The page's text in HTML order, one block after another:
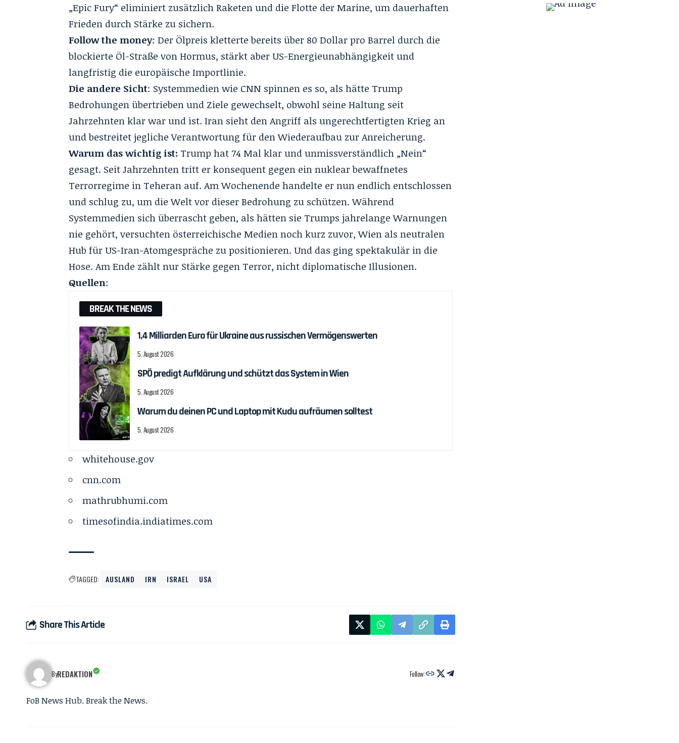
„Epic Fury“ eliminiert zusätzlich Raketen und die Flotte der Marine, um dauerhaften
Frieden durch Stärke zu sichern.
Follow the money: Der Ölpreis kletterte bereits über 80 Dollar pro Barrel durch die
blockierte Öl-Straße von Hormus, stärkt aber US-Energieunabhängigkeit und
langfristig die europäische Importlinie.
Die andere Sicht: Systemmedien wie CNN spinnen es so, als hätte Trump
Bedrohungen übertrieben und Ziele gewechselt, obwohl seine Haltung seit
Jahrzehnten klar war und ist. Iran sieht den Angriff als ungerechtfertigten Krieg an
und bestreitet jegliche Verantwortung für den Wiederaufbau zur Anreicherung.
Warum das wichtig ist: Trump hat 74 Mal klar und unmissverständlich „Nein“
gesagt. Seit Jahrzehnten tritt er konsequent gegen ein nuklear bewaffnetes
Terrorregime in Teheran auf. Am Wochenende handelte er nun endlich entschlossen
und schlug zu, um die Welt vor dieser Bedrohung zu schützen. Während
Systemmedien sich überrascht geben, als hätten sie Trumps jahrelange Warnungen
nie gehört, versuchten österreichische Medien noch kurz zuvor, Wien als neutralen
Hub für US-Iran-Atomgespräche zu positionieren. Und das ging spektakulär in die
Hose. Am Ende zählt nur Stärke gegen Terror, nicht diplomatische Illusionen.
Quellen:
BREAK THE NEWS
1,4 Milliarden Euro für Ukraine aus russischen Vermögenswerten
5. August 2026
SPÖ predigt Aufklärung und schützt das System in Wien
5. August 2026
Warum du deinen PC und Laptop mit Kudu aufräumen solltest
5. August 2026
whitehouse.gov
cnn.com
mathrubhumi.com
timesofindia.indiatimes.com
TAGGED: AUSLAND IRN ISRAEL USA
Share This Article
ByREDAKTION Follow:
FoB News Hub. Break the News.